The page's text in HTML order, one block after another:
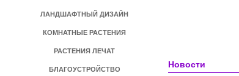
ЛАНДШАФТНЫЙ ДИЗАЙН
КОМНАТНЫЕ РАСТЕНИЯ
РАСТЕНИЯ ЛЕЧАТ
БЛАГОУСТРОЙСТВО Новости